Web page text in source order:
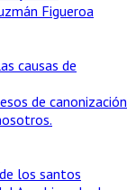
Figueroa
causas de
de canonización
los santos